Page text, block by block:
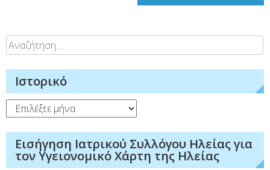
Αναζήτηση
για:
Ιστορικό
Ιστορικό
Εισήγηση Ιατρικού Συλλόγου Ηλείας για
τον Υγειονομικό Χάρτη της Ηλείας